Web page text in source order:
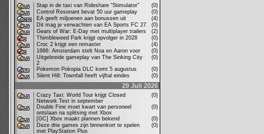
Stap in de taxi van Rideshare “Stimulator”
(0)
Control Resonant bevat 50 uur gameplay
(0)
EA geeft miljoenen aan bonussen uit
(4)
Dit mag je verwachten van EA Sports FC 27
(0)
Gears of War: E-Day met multiplayer trailers
(2)
Thimbleweed Park krijgt opvolger in 2028
(0)
Croc 2 krijgt een remaster
(4)
1666: Amsterdam stelt Noa en Aaron voor
(0)
Uitgebreide gameplay van The Sinking City
2
(0)
Pokemon Pokopia DLC komt 5 augustus
(0)
Silent Hill: Townfall heeft vijftal eindes
(0)
29 Juli 2026
Crazy Taxi: World Tour krijgt Closed
Network Test in september
(0)
Double Fine moet kwart van personeel
ontslaan na splitsing met Xbox
(0)
[GC] Xbox maakt plannen bekend
(0)
Deze drie games zijn binnenkort te spelen
met PlayStation Plus
(0)